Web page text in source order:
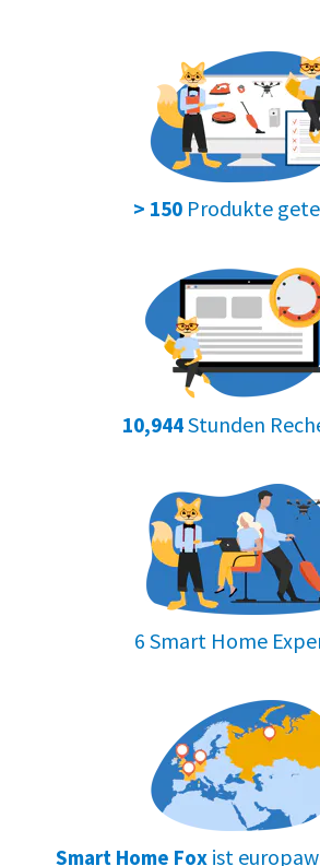
> 150Produkte
10,944Stunden
6 Smart Home
Smart Home Foxist